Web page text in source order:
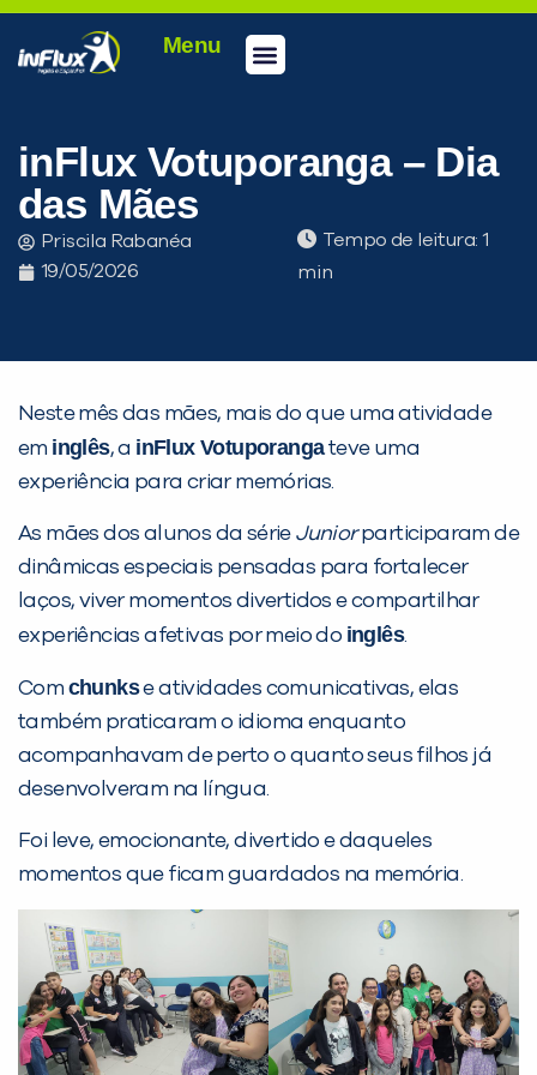
Menu
inFlux Votuporanga – Dia
das Mães
Priscila Rabanéa
19/05/2026
Tempo de leitura:
Neste mês das mães, mais do que uma atividade
em inglês, a inFlux Votuporangateve uma
experiência para criar memórias.
As mães dos alunos da série Juniorparticiparam de
dinâmicas especiais pensadas para fortalecer
laços, viver momentos divertidos e compartilhar
experiências afetivas por meio do inglês.
Com chunkse atividades comunicativas, elas
também praticaram o idioma enquanto
acompanhavam de perto o quanto seus filhos já
desenvolveram na língua.
Foi leve, emocionante, divertido e daqueles
momentos que ficam guardados na memória.
PEÇA UMA DEMONSTRAÇÃO DE MÉTODO
Não encontramos nenhuma unidade
inFlux nesta cidade ou bairro que
você digitou.
Preencha com seus dados abaixo e
já vamos te colocar em contato